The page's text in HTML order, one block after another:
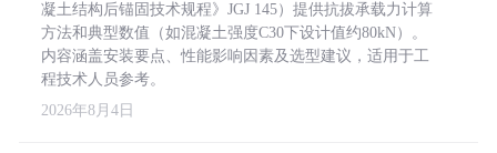
凝土结构后锚固技术规程》JGJ 145）提供抗拔承载力计算
方法和典型数值（如混凝土强度C30下设计值约80kN）。
内容涵盖安装要点、性能影响因素及选型建议，适用于工
程技术人员参考。
2026年8月4日